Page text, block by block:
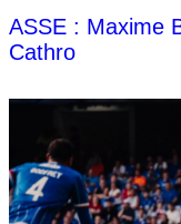
ASSE : Maxime
Cathro